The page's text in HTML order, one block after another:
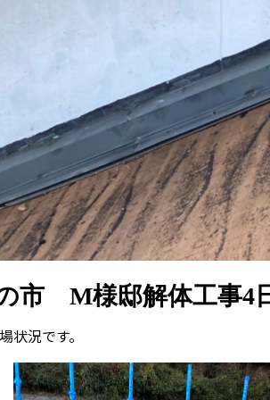
市 M様邸解体工事4
状況です。